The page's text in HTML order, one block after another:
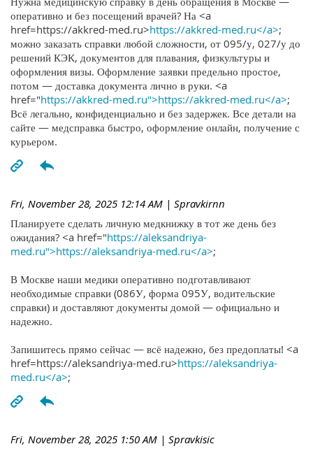
оперативно и без посещений врачей? На <a
href=https://akkred-med.ru>https://akkred-med.ru</a>;
можно заказать справки любой сложности, от 095/у, 027/у до
решений КЭК, документов для плавания, физкультуры и
оформления визы. Оформление заявки предельно простое,
потом — доставка документа лично в руки. <a
href="https://akkred-med.ru">https://akkred-med.ru</a>;
Всё легально, конфиденциально и без задержек. Все детали на
сайте — медсправка быстро, оформление онлайн, получение с
курьером.
Fri, November 28, 2025 12:14 AM | Spravkirnn
Планируете сделать личную медкнижку в тот же день без
ожидания? <a href="https://aleksandriya-
med.ru">https://aleksandriya-med.ru</a>;
В Москве наши медики оперативно подготавливают
необходимые справки (086У, форма 095У, водительские
справки) и доставляют документы домой — официально и
надежно.
Запишитесь прямо сейчас — всё надежно, без предоплаты! <a
href=https://aleksandriya-med.ru>https://aleksandriya-
med.ru</a>;
Fri, November 28, 2025 1:50 AM | Spravkisic